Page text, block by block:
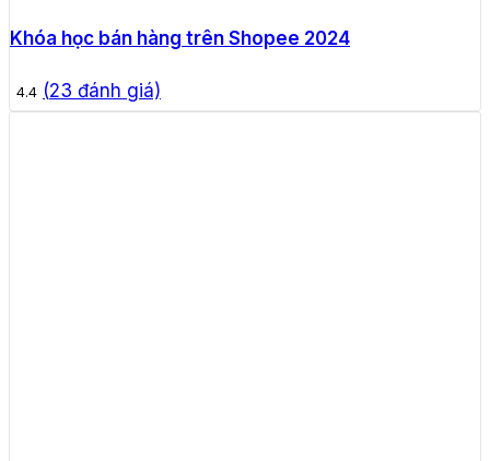
Khóa học bán hàng trên Shopee 2024
4.4 (23 đánh giá)